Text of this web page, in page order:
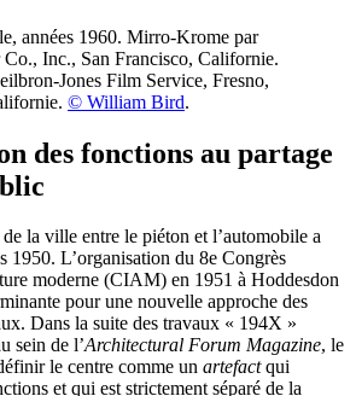
années 1960. Mirro-Krome par
Inc., San Francisco, Californie.
Film Service, Fresno,
© William Bird.
des fonctions au partage
la ville entre le piéton et l’automobile a
1950. L’organisation du 8e Congrès
moderne (CIAM) en 1951 à Hoddesdon
pour une nouvelle approche des
Dans la suite des travaux « 194X »
sein de l’Architectural Forum Magazine, le
le centre comme un artefactqui
et qui est strictement séparé de la